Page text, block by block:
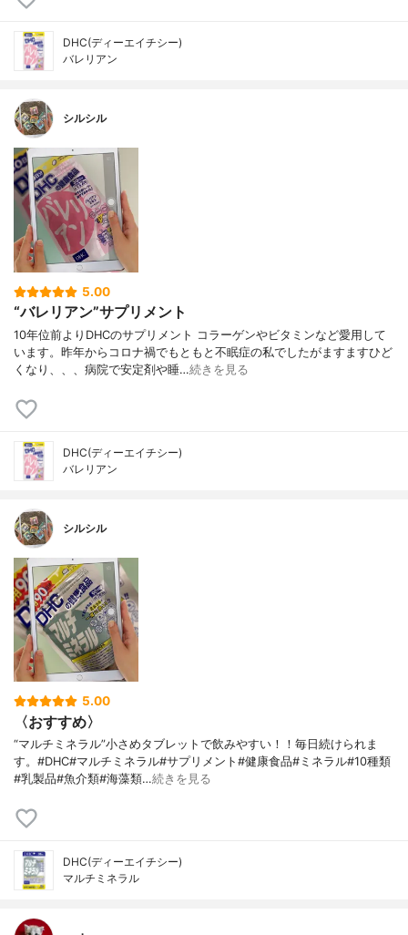
DHC(ディーエイチシー)
バレリアン
シルシル
5.00
“バレリアン”サプリメント
10年位前よりDHCのサプリメント コラーゲンやビタミンなど愛用して
います。昨年からコロナ禍でもともと不眠症の私でしたがますますひど
くなり、、、病院で安定剤や睡…続きを見る
DHC(ディーエイチシー)
バレリアン
シルシル
5.00
〈おすすめ〉
“マルチミネラル”小さめタブレットで飲みやすい！！毎日続けられま
す。#DHC#マルチミネラル#サプリメント#健康食品#ミネラル#10種類
#乳製品#魚介類#海藻類…続きを見る
DHC(ディーエイチシー)
マルチミネラル